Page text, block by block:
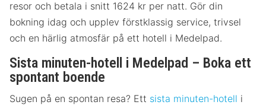
resor och betala i snitt 1624 kr per natt. Gör din
bokning idag och upplev förstklassig service, trivsel
och en härlig atmosfär på ett hotell i Medelpad.
Sista minuten-hotell i Medelpad – Boka ett
spontant boende
Sugen på en spontan resa? Ett sista minuten-hotell i